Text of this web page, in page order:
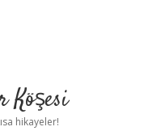
hikayeler!